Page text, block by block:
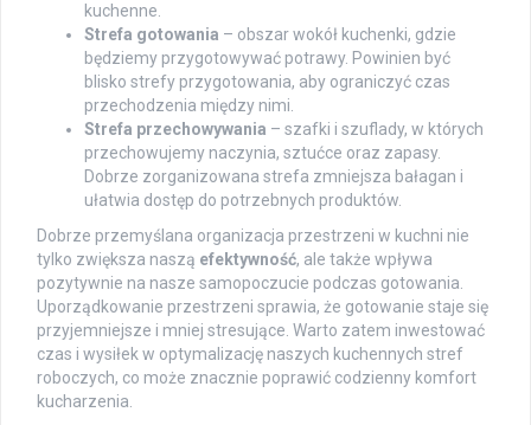
kuchenne.
Strefa gotowania – obszar wokół kuchenki, gdzie
będziemy przygotowywać potrawy. Powinien być
blisko strefy przygotowania, aby ograniczyć czas
przechodzenia między nimi.
Strefa przechowywania – szafki i szuflady, w których
przechowujemy naczynia, sztućce oraz zapasy.
Dobrze zorganizowana strefa zmniejsza bałagan i
ułatwia dostęp do potrzebnych produktów.
Dobrze przemyślana organizacja przestrzeni w kuchni nie
tylko zwiększa naszą efektywność, ale także wpływa
pozytywnie na nasze samopoczucie podczas gotowania.
Uporządkowanie przestrzeni sprawia, że gotowanie staje się
przyjemniejsze i mniej stresujące. Warto zatem inwestować
czas i wysiłek w optymalizację naszych kuchennych stref
roboczych, co może znacznie poprawić codzienny komfort
kucharzenia.